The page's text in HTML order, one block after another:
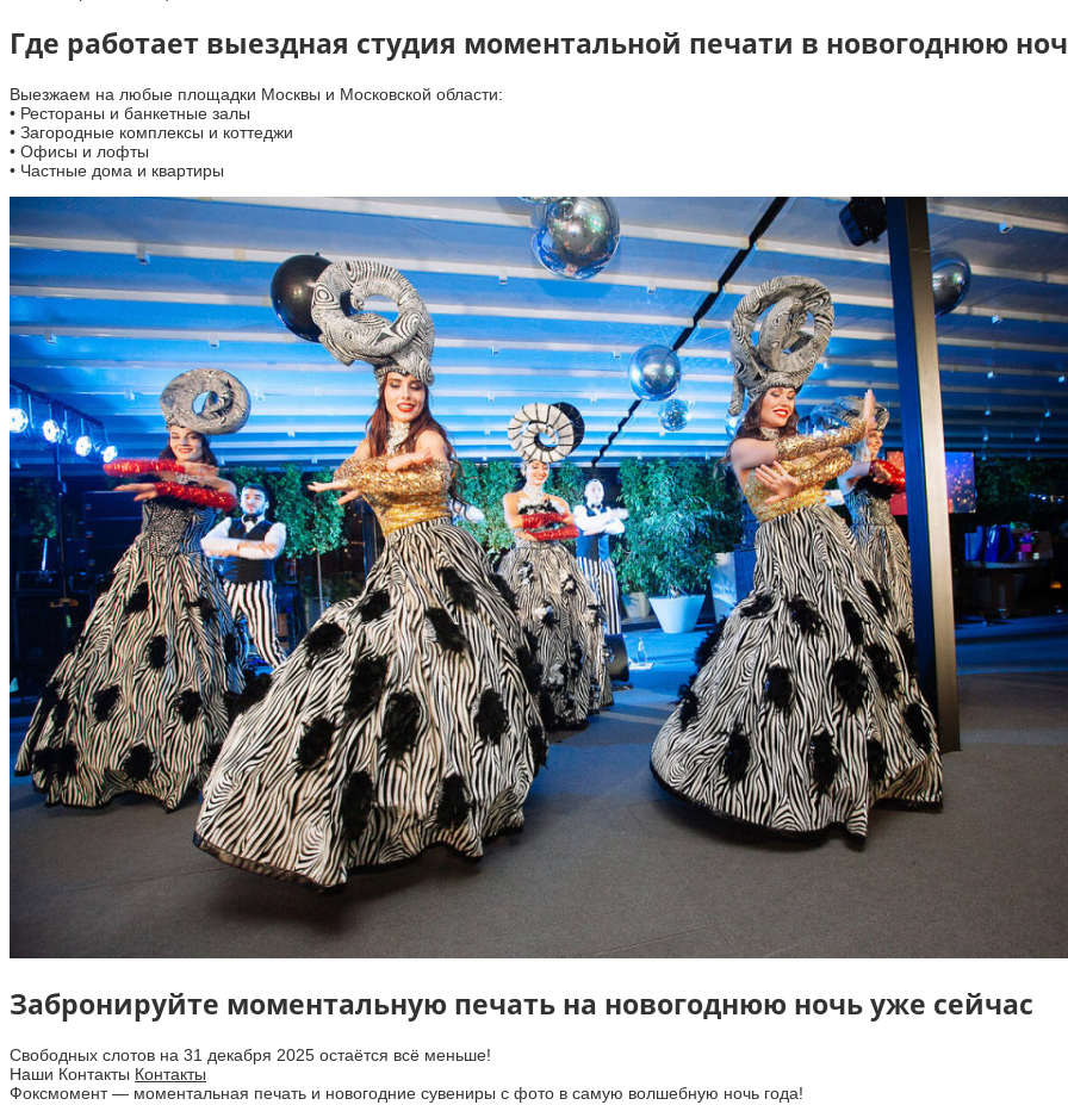
Где работает выездная студия моментальной печати в новогоднюю
Выезжаем на любые площадки Москвы и Московской области:
• Рестораны и банкетные залы
• Загородные комплексы и коттеджи
• Офисы и лофты
• Частные дома и квартиры
Забронируйте моментальную печать на новогоднюю ночь уже сейчас
Свободных слотов на 31 декабря 2025 остаётся всё меньше!
Наши Контакты Контакты
Фоксмомент — моментальная печать и новогодние сувениры с фото в самую волшебную ночь года!